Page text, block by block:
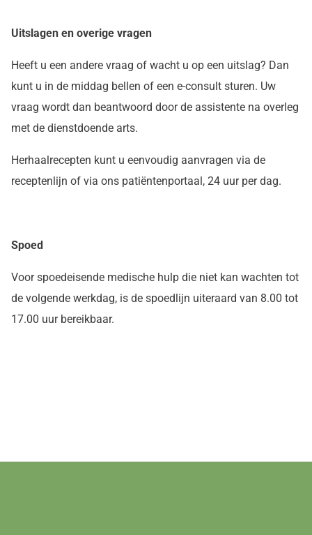
Uitslagen en overige vragen
Heeft u een andere vraag of wacht u op een uitslag? Dan
kunt u in de middag bellen of een e-consult sturen. Uw
vraag wordt dan beantwoord door de assistente na overleg
met de dienstdoende arts.
Herhaalrecepten kunt u eenvoudig aanvragen via de
receptenlijn of via ons patiëntenportaal, 24 uur per dag.
Spoed
Voor spoedeisende medische hulp die niet kan wachten tot
de volgende werkdag, is de spoedlijn uiteraard van 8.00 tot
17.00 uur bereikbaar.